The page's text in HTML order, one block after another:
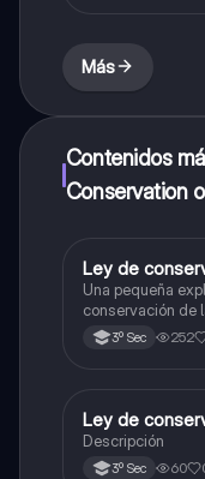
Más
Contenidos
Conservation
Química
Ley de
Una pequeña
conservación de
relevante
3º Sec 252
Química
Ley de
Descripción
3º Sec 60